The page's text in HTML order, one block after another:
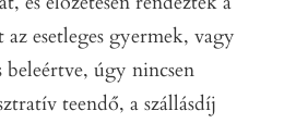
az esetleges gyermek, vagy
beleértve, úgy nincsen
teendő, a szállásdíj